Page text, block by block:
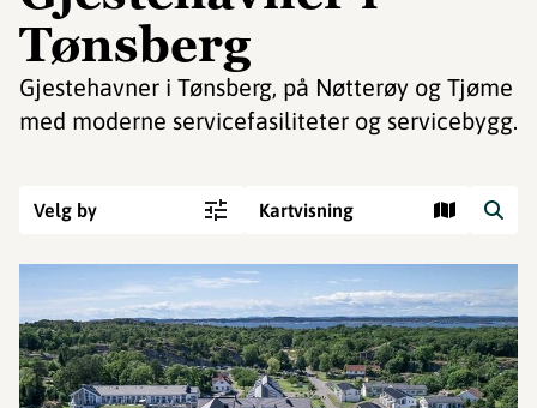
Tønsberg
Gjestehavner i Tønsberg, på Nøtterøy og Tjøme
med moderne servicefasiliteter og servicebygg.
Velg by Kartvisning